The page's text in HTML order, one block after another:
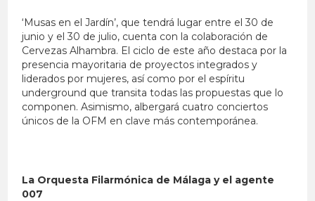
‘Musas en el Jardín’, que tendrá lugar entre el 30 de
junio y el 30 de julio, cuenta con la colaboración de
Cervezas Alhambra. El ciclo de este año destaca por la
presencia mayoritaria de proyectos integrados y
liderados por mujeres, así como por el espíritu
underground que transita todas las propuestas que lo
componen. Asimismo, albergará cuatro conciertos
únicos de la OFM en clave más contemporánea.
La Orquesta Filarmónica de Málaga y el agente
007